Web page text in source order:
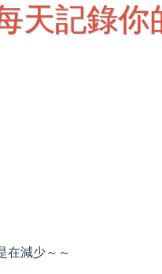
天記錄你
在減少～～